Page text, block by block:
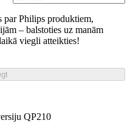
par Philips produktiem,
– balstoties uz manām
viegli atteikties!
QP210